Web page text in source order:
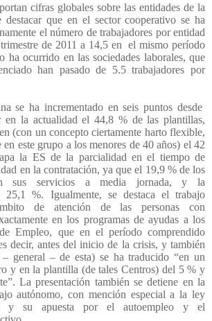
cifras globales sobre las entidades de la
que en el sector cooperativo se ha
el número de trabajadores por entidad
de 2011 a 14,5 en
el mismo período
ha ocurrido en las sociedades laborales, que
han pasado de 5.5 trabajadores por
se ha incrementado en seis puntos desde
en la actualidad el 44,8 % de las plantillas,
(con un concepto ciertamente harto flexible,
en este grupo a los menores de 40 años) el 42
la ES de la parcialidad en el tiempo de
en la contratación, ya que el 19,9 % de los
sus servicios a media jornada, y la
25,1 %. Igualmente, se destaca el trabajo
de atención de las personas con
en los programas de ayudas a los
Empleo, que en el período comprendido
decir, antes del inicio de la crisis, y también
general – de esta) se ha traducido “en un
y en la plantilla (de tales Centros) del 5 % y
La presentación también se detiene en la
autónomo, con mención especial a la ley
y su apuesta por el autoempleo y el